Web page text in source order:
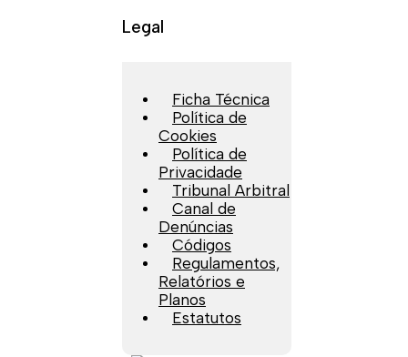
Legal
Ficha Técnica
Política de
Cookies
Política de
Privacidade
Tribunal Arbitral
Canal de
Denúncias
Códigos
Regulamentos,
Relatórios e
Planos
Estatutos